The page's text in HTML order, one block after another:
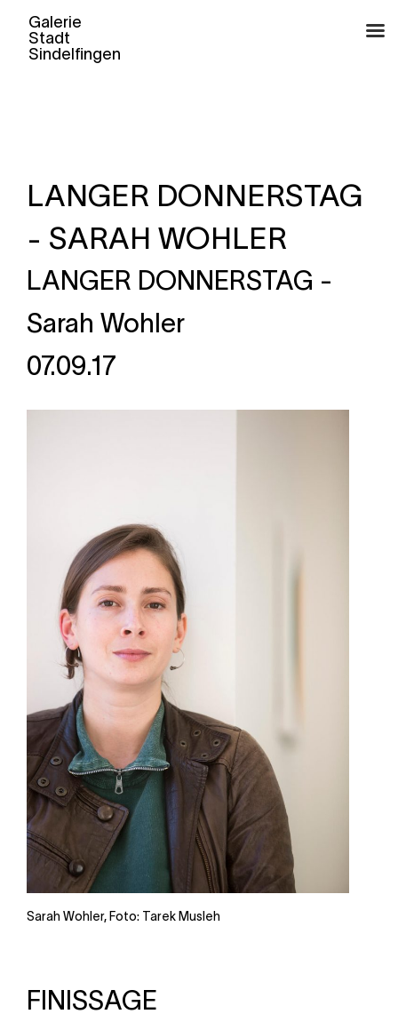
LANGER DONNERSTAG
- SARAH WOHLER
LANGER DONNERSTAG -
Sarah Wohler
07.09.17
Sarah Wohler, Foto: Tarek Musleh
FINISSAGE